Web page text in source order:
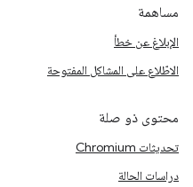
مساهمة
الإبلاغ عن خطأ
الاطّلاع على المشاكل المفتوحة
محتوى ذو صلة
تحديثات Chromium
دراسات الحالة